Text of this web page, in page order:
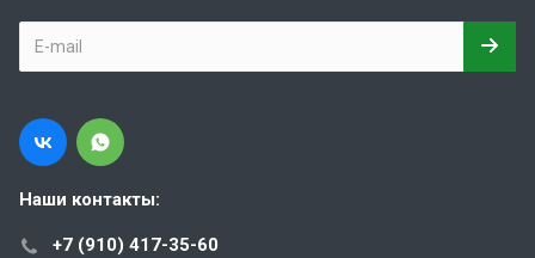
Наши контакты:
+7 (910) 417-35-60